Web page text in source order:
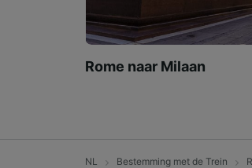
Rome naar Milaan
NL Bestemming met de Trein